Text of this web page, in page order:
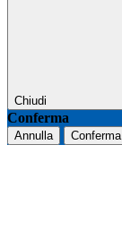
Chiudi
Conferma
Annulla Conferma